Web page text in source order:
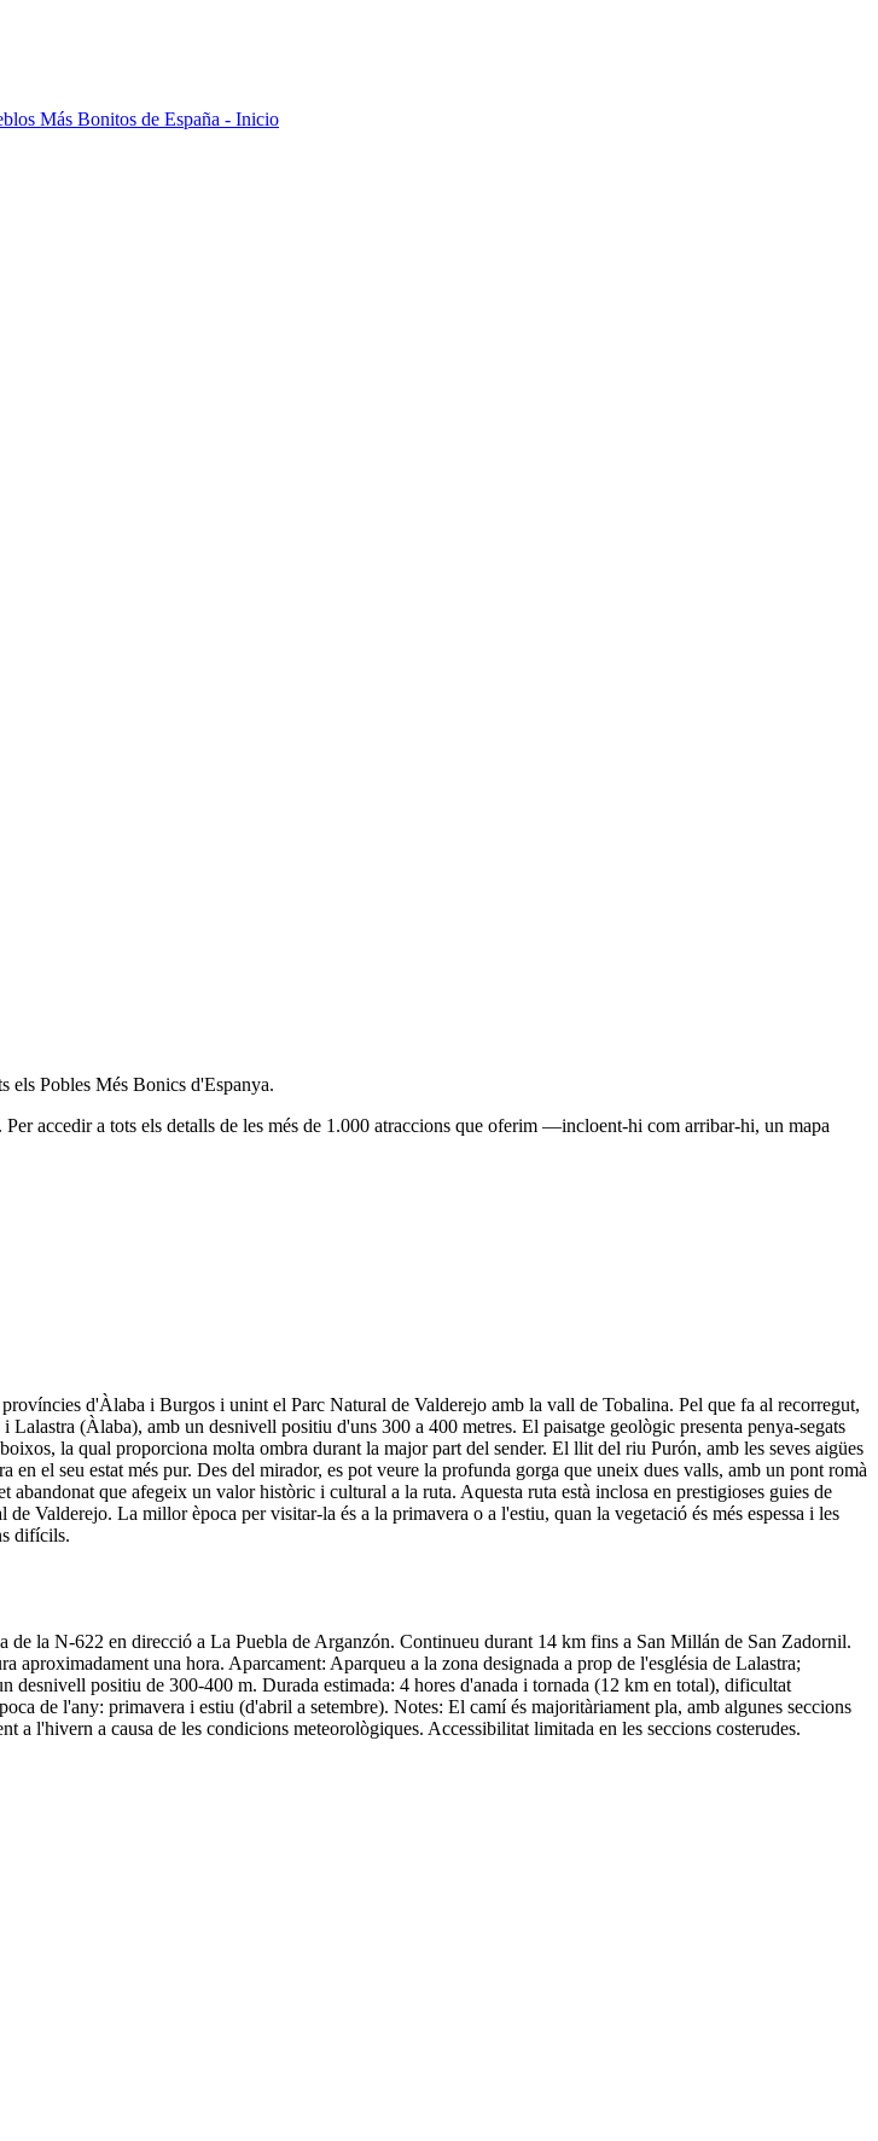
Más Bonitos de España - Inicio
els Pobles Més Bonics d'Espanya.
Per accedir a tots els detalls de les més de 1.000 atraccions que oferim —incloent-hi com arribar-hi, un mapa
d'Àlaba i Burgos i unint el Parc Natural de Valderejo amb la vall de Tobalina. Pel que fa al recorregut,
(Àlaba), amb un desnivell positiu d'uns 300 a 400 metres. El paisatge geològic presenta penya-segats
la qual proporciona molta ombra durant la major part del sender. El llit del riu Purón, amb les seves aigües
el seu estat més pur. Des del mirador, es pot veure la profunda gorga que uneix dues valls, amb un pont romà
que afegeix un valor històric i cultural a la ruta. Aquesta ruta està inclosa en prestigioses guies de
Valderejo. La millor època per visitar-la és a la primavera o a l'estiu, quan la vegetació és més espessa i les
difícils.
la N-622 en direcció a La Puebla de Arganzón. Continueu durant 14 km fins a San Millán de San Zadornil.
una hora. Aparcament: Aparqueu a la zona designada a prop de l'església de Lalastra;
positiu de 300-400 m. Durada estimada: 4 hores d'anada i tornada (12 km en total), dificultat
de l'any: primavera i estiu (d'abril a setembre). Notes: El camí és majoritàriament pla, amb algunes seccions
l'hivern a causa de les condicions meteorològiques. Accessibilitat limitada en les seccions costerudes.